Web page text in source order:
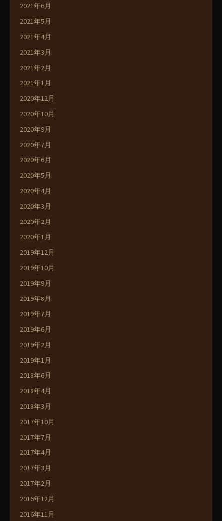
2021年6月
2021年5月
2021年4月
2021年3月
2021年2月
2021年1月
2020年12月
2020年10月
2020年9月
2020年7月
2020年6月
2020年5月
2020年4月
2020年3月
2020年2月
2020年1月
2019年12月
2019年10月
2019年9月
2019年8月
2019年7月
2019年6月
2019年2月
2019年1月
2018年6月
2018年4月
2018年3月
2017年10月
2017年7月
2017年4月
2017年3月
2017年2月
2016年12月
2016年11月